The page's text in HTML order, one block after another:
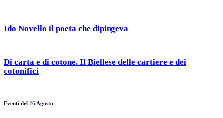
Ido Novello il poeta che dipingeva
Di carta e di cotone. Il Biellese delle cartiere e dei
cotonifici
Eventi del 26 Agosto